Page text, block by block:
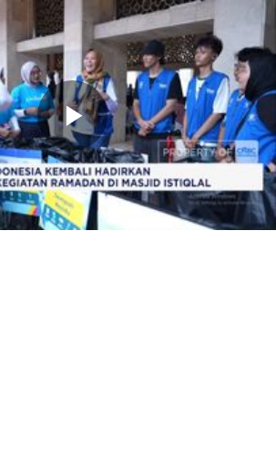
Memutarkan
Video